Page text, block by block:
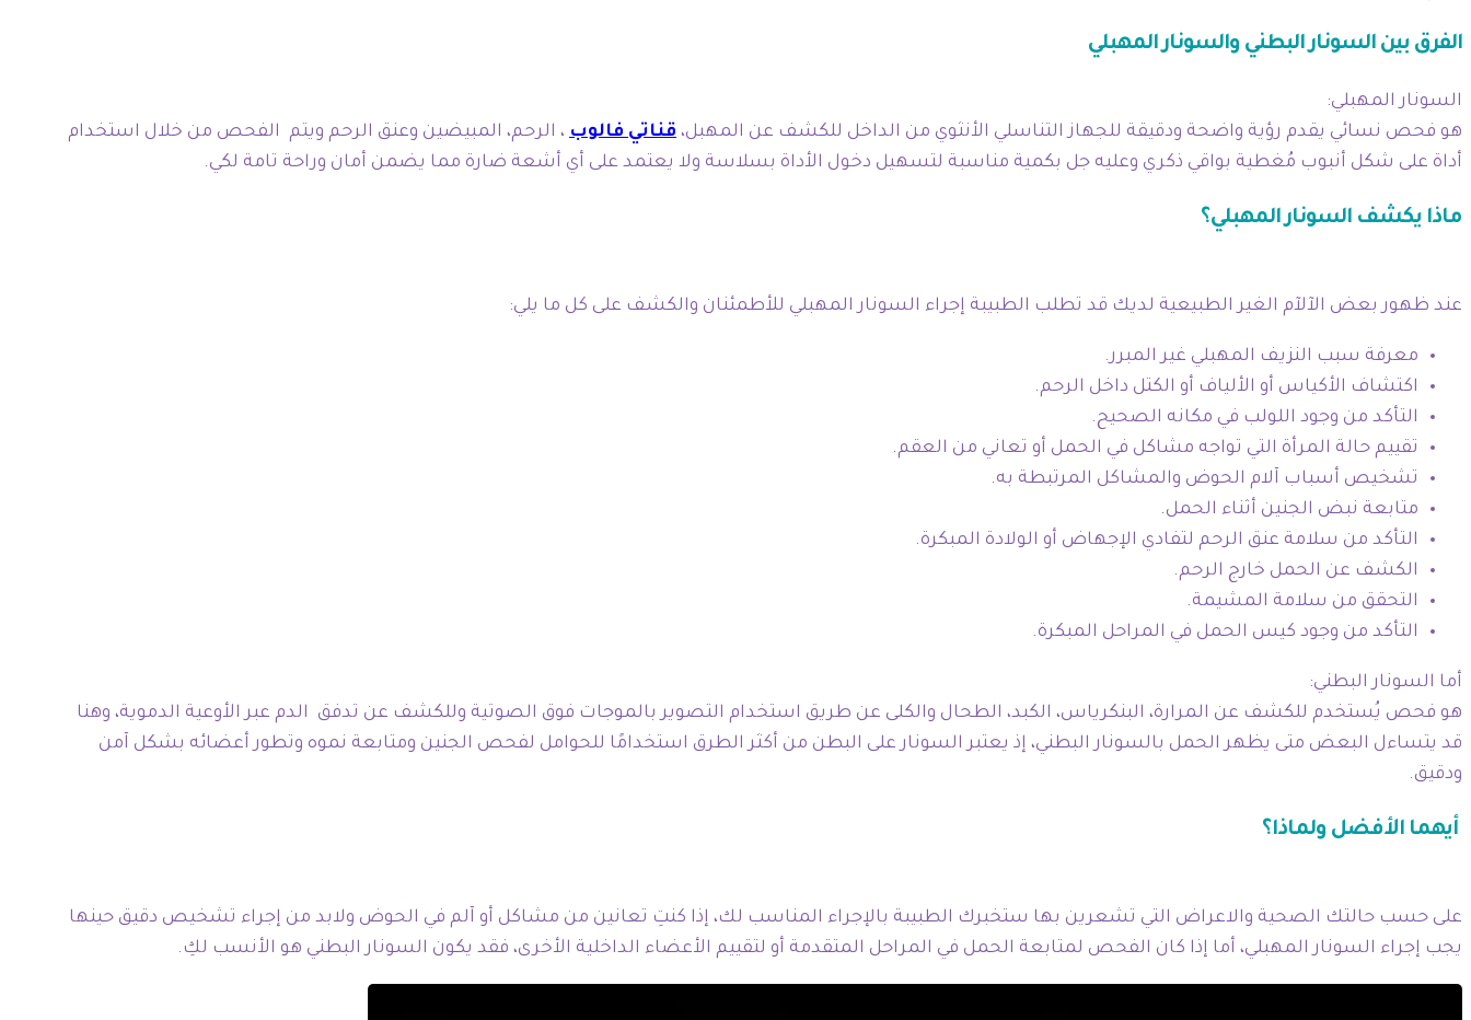
الفرق بين السونار البطني والسونار المهبلي
السونار المهبلي:
هو فحص نسائي يقدم رؤية واضحة ودقيقة للجهاز التناسلي الأنثوي من الداخل للكشف عن المهبل، قناتي فالوب ، الرحم، المبيضين وعنق الرحم ويتم الفحص من خلال استخدام
أداة على شكل أنبوب مُغطية بواقي ذكري وعليه جل بكمية مناسبة لتسهيل دخول الأداة بسلاسة ولا يعتمد على أي أشعة ضارة مما يضمن أمان وراحة تامة لكي.
ماذا يكشف السونار المهبلي؟
عند ظهور بعض الآلآم الغير الطبيعية لديك قد تطلب الطبيبة إجراء السونار المهبلي للأطمئنان والكشف على كل ما يلي:
معرفة سبب النزيف المهبلي غير المبرر.
اكتشاف الأكياس أو الألياف أو الكتل داخل الرحم.
التأكد من وجود اللولب في مكانه الصحيح.
تقييم حالة المرأة التي تواجه مشاكل في الحمل أو تعاني من العقم.
تشخيص أسباب آلام الحوض والمشاكل المرتبطة به.
متابعة نبض الجنين أثناء الحمل.
التأكد من سلامة عنق الرحم لتفادي الإجهاض أو الولادة المبكرة.
الكشف عن الحمل خارج الرحم.
التحقق من سلامة المشيمة.
التأكد من وجود كيس الحمل في المراحل المبكرة.
أما السونار البطني:
هو فحص يُستخدم للكشف عن المرارة، البنكرياس، الكبد، الطحال والكلى عن طريق استخدام التصوير بالموجات فوق الصوتية وللكشف عن تدفق الدم عبر الأوعية الدموية، وهنا
قد يتساءل البعض متى يظهر الحمل بالسونار البطني، إذ يعتبر السونار على البطن من أكثر الطرق استخدامًا للحوامل لفحص الجنين ومتابعة نموه وتطور أعضائه بشكل آمن
ودقيق.
أيهما الأفضل ولماذا؟
على حسب حالتك الصحية والاعراض التي تشعرين بها ستخبرك الطبيبة بالإجراء المناسب لك، إذا كنتِ تعانين من مشاكل أو آلم في الحوض ولابد من إجراء تشخيص دقيق حينها
يجب إجراء السونار المهبلي، أما إذا كان الفحص لمتابعة الحمل في المراحل المتقدمة أو لتقييم الأعضاء الداخلية الأخرى، فقد يكون السونار البطني هو الأنسب لكِ.